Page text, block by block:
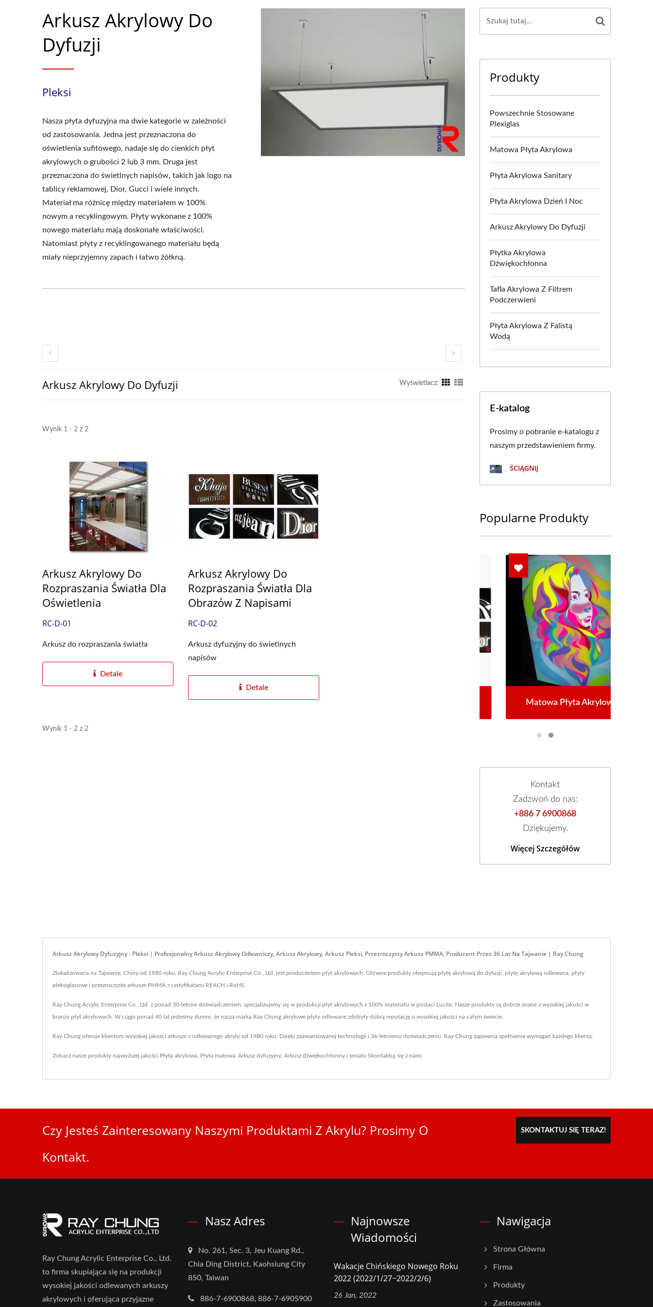
Arkusz Akrylowy Do
Dyfuzji
Pleksi
Nasza płyta dyfuzyjna ma dwie kategorie w zależności
od zastosowania. Jedna jest przeznaczona do
oświetlenia sufitowego, nadaje się do cienkich płyt
akrylowych o grubości 2 lub 3 mm. Druga jest
przeznaczona do świetlnych napisów, takich jak logo na
tablicy reklamowej, Dior, Gucci i wiele innych.
Materiał ma różnicę między materiałem w 100%
nowym a recyklingowym. Płyty wykonane z 100%
nowego materiału mają doskonałe właściwości.
Natomiast płyty z recyklingowanego materiału będą
miały nieprzyjemny zapach i łatwo żółkną.
Arkusz Akrylowy Do Dyfuzji Wyświetlacz:
Wynik 1 - 2 z 2
Arkusz Akrylowy Do
Rozpraszania Światła Dla
Oświetlenia
RC-D-01
Arkusz do rozpraszania światła
Detale
Arkusz Akrylowy Do
Rozpraszania Światła Dla
Obrazów Z Napisami
RC-D-02
Arkusz dyfuzyjny do świetlnych
napisów
Detale
Wynik 1 - 2 z 2
Produkty
Powszechnie Stosowane
Plexiglas
Matowa Płyta Akrylowa
Płyta Akrylowa Sanitary
Płyta Akrylowa Dzień I Noc
Arkusz Akrylowy Do Dyfuzji
Płytka Akrylowa
Dźwiękochłonna
Tafla Akrylowa Z Filtrem
Podczerwieni
Płyta Akrylowa Z Falistą
Wodą
E-katalog
Prosimy o pobranie e-katalogu z
naszym przedstawieniem firmy.
ŚCIĄGNIJ
Popularne Produkty
Matowa Płyta Akrylowa Matowa Płyta Akrylowa
Kontakt
Zadzwoń do nas:
+886 7 6900868
Dziękujemy.
Więcej Szczegółów
Arkusz Akrylowy Dyfuzyjny - Pleksi | Profesjonalny Arkusz Akrylowy Odlewniczy, Arkusz Akrylowy, Arkusz Pleksi, Przezroczysty Arkusz PMMA, Producent Przez 36 Lat Na Tajwanie | Ray Chung
Zlokalizowana na Tajwanie, Chiny od 1980 roku, Ray Chung Acrylic Enterprise Co., Ltd. jest producentem płyt akrylowych. Główne produkty obejmują płytę akrylową do dyfuzji, płytę akrylową odlewana, płyty
pleksiglasowe i przezroczyste arkusze PMMA z certyfikatami REACH i RoHS.
Ray Chung Acrylic Enterprise Co., Ltd. z ponad 30-letnim doświadczeniem, specjalizujemy się w produkcji płyt akrylowych z 100% materiału w postaci Lucite. Nasze produkty są dobrze znane z wysokiej jakości w
branży płyt akrylowych. W ciągu ponad 40 lat jesteśmy dumni, że nasza marka Ray Chung akrylowe płyty odlewane zdobyły dobrą reputację o wysokiej jakości na całym świecie.
Ray Chung oferuje klientom wysokiej jakości arkusze z odlewanego akrylu od 1980 roku. Dzięki zaawansowanej technologii i 36-letniemu doświadczeniu, Ray Chung zapewnia spełnienie wymagań każdego klienta.
Zobacz nasze produkty najwyższej jakości Płyta akrylowa Płyta matowa Arkusz dyfuzyjny Arkusz dźwiękochłonny i śmiało Skontaktuj się z nami
Czy Jesteś Zainteresowany Naszymi Produktami Z Akrylu? Prosimy O
Kontakt.
SKONTAKTUJ SIĘ TERAZ!
Ray Chung Acrylic Enterprise Co., Ltd.
to firma skupiająca się na produkcji
wysokiej jakości odlewanych arkuszy
akrylowych i oferująca przyjazne
Nasz Adres
No. 261, Sec. 3, Jeu Kuang Rd.,
Chia Ding District, Kaohsiung City
850, Taiwan
886-7-6900868, 886-7-6905900
Najnowsze
Wiadomości
Wakacje Chińskiego Nowego Roku
2022 (2022/1/27~2022/2/6)
26 Jan, 2022
Nawigacja
Strona Główna
Firma
Produkty
Zastosowania